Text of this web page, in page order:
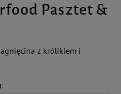
Pasztet &
z królikiem i